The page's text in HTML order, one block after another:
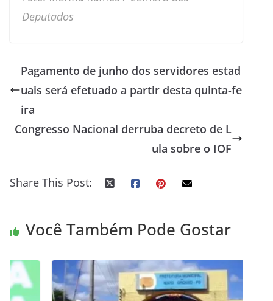
Deputados
Pagamento de junho dos servidores estad
uais será efetuado a partir desta quinta-fe
ira
Congresso Nacional derruba decreto de L
ula sobre o IOF
Share This Post:
Você Também Pode Gostar